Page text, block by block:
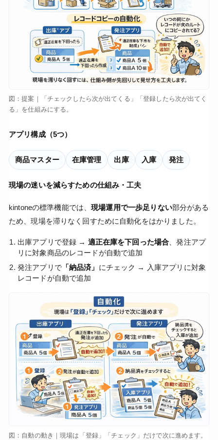
図：提案｜「チェックしたら次が出てくる」「登録したら次が出てく
る」を仕組みにする。
アプリ構成（5つ）
商品マスター 在庫管理 出庫 入庫 発注
現場の迷いを減らすための仕組み・工夫
kintoneの標準機能では、現場運用で一歩足りない部分がある
ため、現場を滞りなく回すために自動化をはかりました。
出庫アプリで登録 → 適正在庫を下回った場合 、発注アプ
リに対象商品のレコードが自動で追加
発注アプリで「納品済」 にチェック → 入庫アプリに対象
レコードが自動で追加
図：自動の動き｜現場は「登録」「チェック」だけで次に進めます。